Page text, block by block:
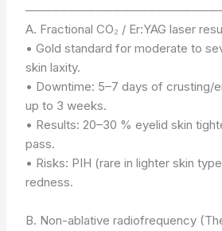
A. Fractional CO₂ / Er:YAG laser
• Gold standard for moderate to
skin laxity.
• Downtime: 5–7 days of crusting/
up to 3 weeks.
• Results: 20–30 % eyelid skin
pass.
• Risks: PIH (rare in lighter skin
redness.
B. Non-ablative radiofrequency